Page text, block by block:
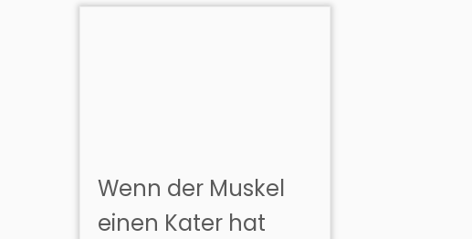
Wenn der Muskel
einen Kater hat